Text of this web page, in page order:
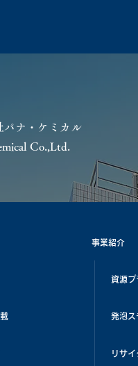
パナ・ケミカル
Co.,Ltd.
事業紹介
資源プ
発泡ス
リサ